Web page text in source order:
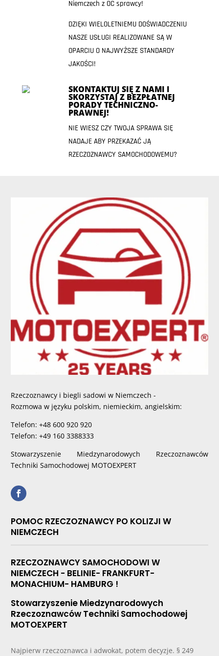
Niemczech z OC sprawcy!
DZIĘKI WIELOLETNIEMU DOŚWIADCZENIU
NASZE USŁUGI REALIZOWANE SĄ W
OPARCIU O NAJWYŻSZE STANDARDY
JAKOŚCI!
SKONTAKTUJ SIĘ Z NAMI I
SKORZYSTAJ Z BEZPŁATNEJ
PORADY TECHNICZNO-
PRAWNEJ!
NIE WIESZ CZY TWOJA SPRAWA SIĘ
NADAJE ABY PRZEKAZAĆ JĄ
RZECZOZNAWCY SAMOCHODOWEMU?
Rzeczoznawcy i biegli sadowi w Niemczech -
Rozmowa w języku polskim, niemieckim, angielskim:
Telefon: +48 600 920 920
Telefon: +49 160 3388333
Stowarzyszenie Miedzynarodowych Rzeczoznawców
Techniki Samochodowej MOTOEXPERT
POMOC RZECZOZNAWCY PO KOLIZJI W
NIEMCZECH
RZECZOZNAWCY SAMOCHODOWI W
NIEMCZECH - BELINIE- FRANKFURT-
MONACHIUM- HAMBURG !
Stowarzyszenie Miedzynarodowych
Rzeczoznawców Techniki Samochodowej
MOTOEXPERT
Najpierw rzeczoznawca i adwokat, potem decyzje. § 249